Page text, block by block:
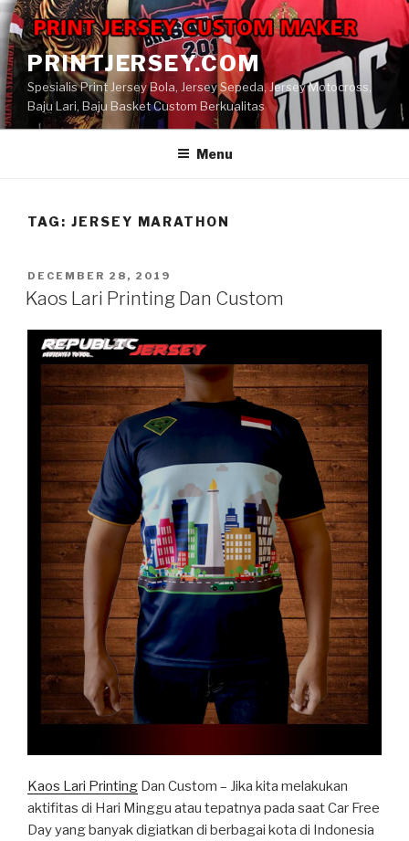
Skip
to
contentPRINTJERSEY.COM
Spesialis Print Jersey Bola, Jersey Sepeda, Jersey Motocross,
Baju Lari, Baju Basket Custom Berkualitas
Menu
TAG: JERSEY MARATHON
POSTED
ON
DECEMBER 28, 2019
Kaos Lari Printing Dan Custom
Kaos Lari Printing Dan Custom – Jika kita melakukan
aktifitas di Hari Minggu atau tepatnya pada saat Car Free
Day yang banyak digiatkan di berbagai kota di Indonesia